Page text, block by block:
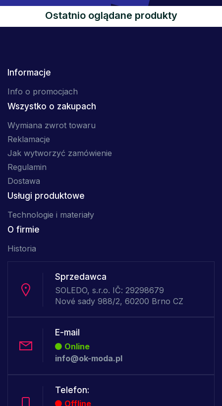
Ostatnio oglądane produkty
Informacje
Info o promocjach
Wszystko o zakupach
Wymiana zwrot towaru
Reklamacje
Jak wytworzyć zamówienie
Regulamin
Dostawa
Usługi produktowe
Technologie i materiały
O firmie
Historia
Sprzedawca
SOLEDO, s.r.o. IČ: 29298679
Nové sady 988/2, 60200 Brno CZ
E-mail
Online
info@ok-moda.pl
Telefon:
Offline